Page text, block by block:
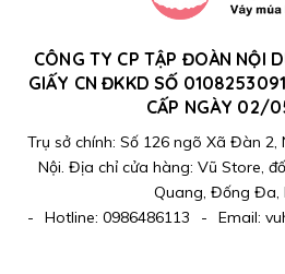
CÔNG TY CP TẬP ĐOÀN NỘI
GIẤY CN ĐKKD SỐ
CẤP NGÀY 02/
Trụ sở chính: Số 126 ngõ Xã Đàn
Nội. Địa chỉ cửa hàng: Vũ Store,
Quang, Đống Đa,
-
Hotline: 0986486113 - Email: